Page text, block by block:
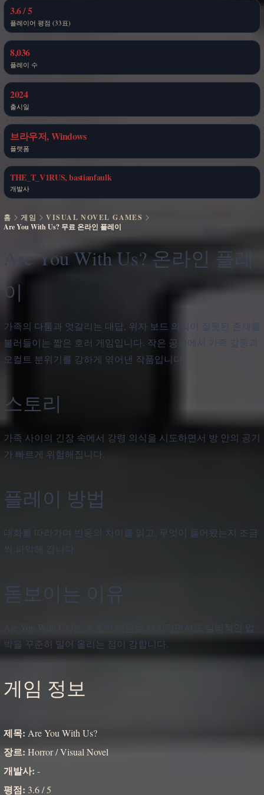
3.6 / 5
플레이어 평점 (33표)
8,036
플레이 수
2024
출시일
브라우저, Windows
플랫폼
THE_T_V1RUS, bastianfaulk
개발사
홈 게임
VISUAL NOVEL GAMES
Are You With Us? 무료 온라인 플레이
Are You With Us? 온라인 플레
이
가족의 다툼과 엇갈리는 대답, 위자 보드 의식이 잘못된 존재를
불러들이는 짧은 호러 게임입니다. 작은 공간에서 가족 갈등과
오컬트 분위기를 강하게 엮어낸 작품입니다.
스토리
가족 사이의 긴장 속에서 강령 의식을 시도하면서 방 안의 공기
가 빠르게 위험해집니다.
플레이 방법
대화를 따라가며 반응의 차이를 읽고, 무엇이 들어왔는지 조금
씩 파악해 갑니다.
돋보이는 이유
Are You With Us?는 조용한 리듬을 유지하면서도 심리적인 압
박을 꾸준히 밀어 올리는 점이 강합니다.
게임 정보
제목: Are You With Us?
장르: Horror / Visual Novel
개발사: -
평점: 3.6 / 5